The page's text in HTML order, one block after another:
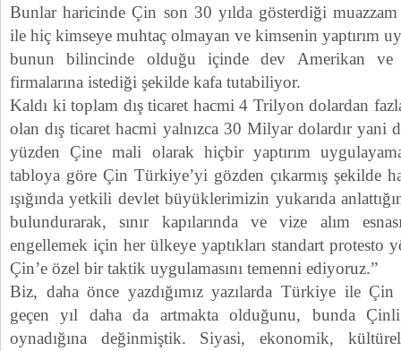
Bunlar haricinde Çin son 30 yılda gösterdiği
ile hiç kimseye muhtaç olmayan ve kimsenin yaptırım
bunun bilincinde olduğu içinde dev Amerikan ve
firmalarına istediği şekilde kafa tutabiliyor.
Kaldı ki toplam dış ticaret hacmi 4 Trilyon dolardan
olan dış ticaret hacmi yalnızca 30 Milyar dolardır yani
yüzden Çine mali olarak hiçbir yaptırım
tabloya göre Çin Türkiye’yi gözden çıkarmış şekilde
ışığında yetkili devlet büyüklerimizin yukarıda
bulundurarak, sınır kapılarında ve vize alım
engellemek için her ülkeye yaptıkları standart protesto
Çin’e özel bir taktik uygulamasını temenni ediyoruz.”
Biz, daha önce yazdığımız yazılarda Türkiye ile
geçen yıl daha da artmakta olduğunu, bunda
oynadığına değinmiştik. Siyasi, ekonomik,